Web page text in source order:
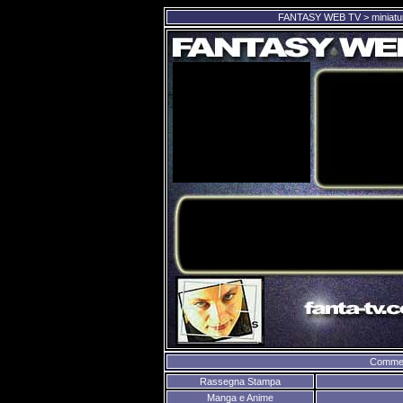
FANTASY WEB TV >
Rassegna Stampa
Manga e Anime